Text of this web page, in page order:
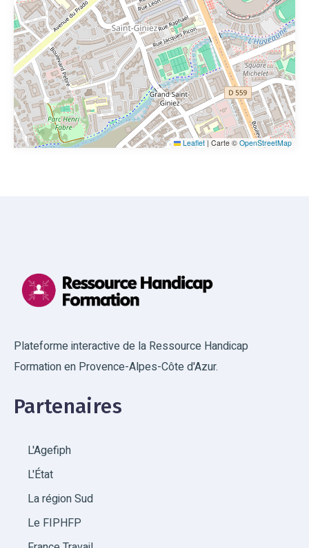
Leaflet | Carte © OpenStreetMap
Plateforme interactive de la Ressource Handicap
Formation en Provence-Alpes-Côte d'Azur.
Partenaires
L'Agefiph
L'État
La région Sud
Le FIPHFP